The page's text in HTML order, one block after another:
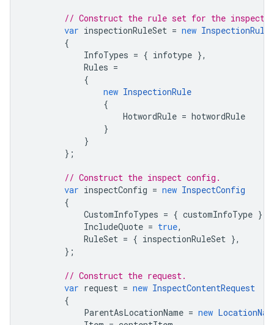
// Construct the rule set for the inspect
var inspectionRuleSet = new
{
InfoTypes = { infotype },
Rules =
{
new InspectionRule
{
HotwordRule = hotwordRule
}
}
};
// Construct the inspect config.
var inspectConfig = new InspectConfig
{
CustomInfoTypes = { customInfoType },
IncludeQuote = true,
RuleSet = { inspectionRuleSet },
};
// Construct the request.
var request = new InspectContentRequest
{
ParentAsLocationName = new